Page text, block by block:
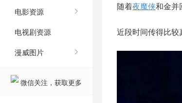
电影资源
电视剧资源
漫威图片
微信关注，获取更多
随着夜魔侠和金并
近段时间传得比较